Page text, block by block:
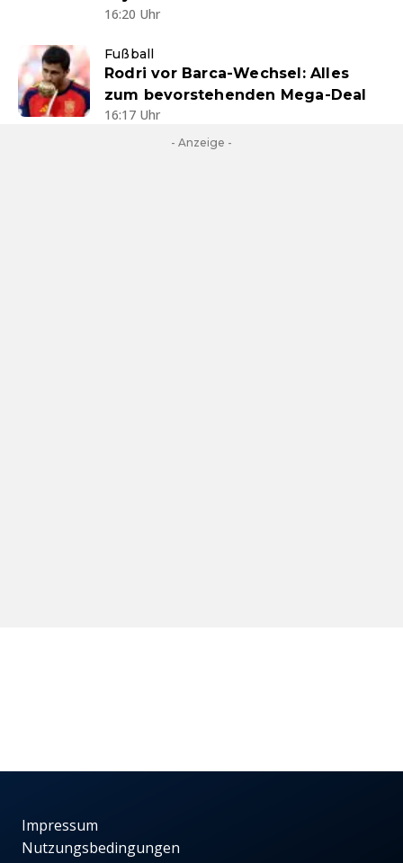
16:20 Uhr
Fußball
Rodri vor Barca-Wechsel: Alles
zum bevorstehenden Mega-Deal
16:17 Uhr
- Anzeige -
Impressum
Nutzungsbedingungen